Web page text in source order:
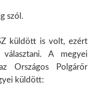
szól.
küldött is volt, ezért
A megyei
Országos Polgárőr
küldött: